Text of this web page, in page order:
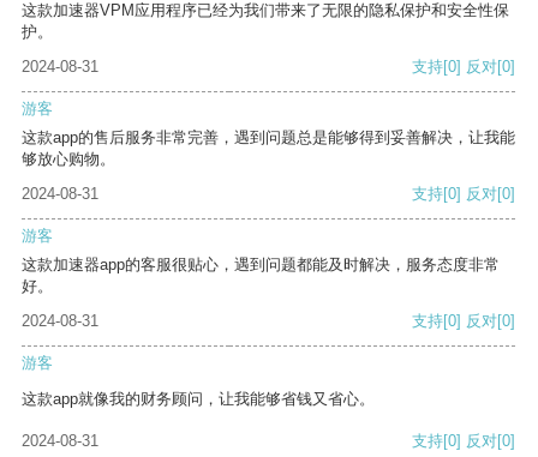
这款加速器VPM应用程序已经为我们带来了无限的隐私保护和安全性保
护。
2024-08-31
支持[0] 反对[0]
游客
这款app的售后服务非常完善，遇到问题总是能够得到妥善解决，让我能
够放心购物。
2024-08-31
支持[0] 反对[0]
游客
这款加速器app的客服很贴心，遇到问题都能及时解决，服务态度非常
好。
2024-08-31
支持[0] 反对[0]
游客
这款app就像我的财务顾问，让我能够省钱又省心。
2024-08-31 支持[0] 反对[0]